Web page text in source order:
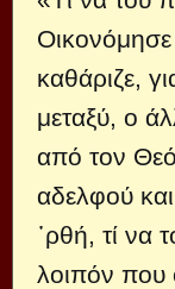
καθάριζε,
μεταξύ, ο
από τον
αδελφού
᾿ρθή, τί να
λοιπόν που